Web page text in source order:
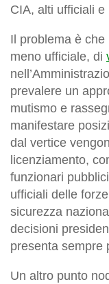
CIA, alti ufficiali e
Il problema è
meno ufficiale, di
prevalere un
mutismo e
manifestare
dal vertice
licenziamento,
funzionari
ufficiali delle
sicurezza
decisioni
presenta sempre
Un altro punto